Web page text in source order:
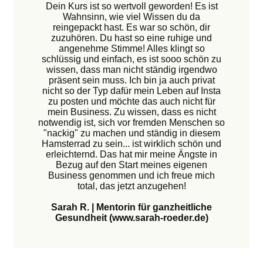
Dein Kurs ist so wertvoll geworden! Es ist
Wahnsinn, wie viel Wissen du da
reingepackt hast. Es war so schön, dir
zuzuhören. Du hast so eine ruhige und
angenehme Stimme! Alles klingt so
schlüssig und einfach, es ist sooo schön zu
wissen, dass man nicht ständig irgendwo
präsent sein muss. Ich bin ja auch privat
nicht so der Typ dafür mein Leben auf Insta
zu posten und möchte das auch nicht für
mein Business. Zu wissen, dass es nicht
notwendig ist, sich vor fremden Menschen so
"nackig" zu machen und ständig in diesem
Hamsterrad zu sein... ist wirklich schön und
erleichternd. Das hat mir meine Ängste in
Bezug auf den Start meines eigenen
Business genommen und ich freue mich
total, das jetzt anzugehen!
Sarah R. | Mentorin für ganzheitliche
Gesundheit (www.sarah-roeder.de)